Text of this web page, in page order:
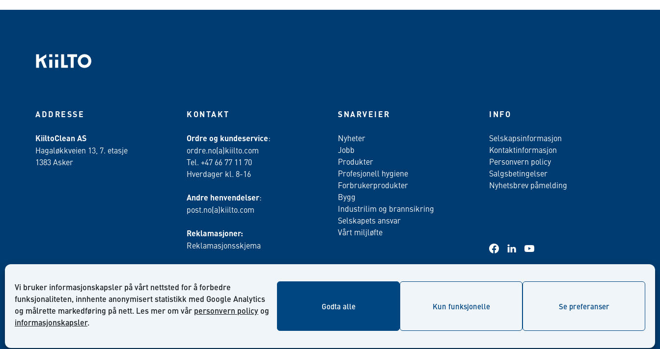
Vi bruker informasjonskapsler på vårt nettsted for å forbedre
funksjonaliteten, innhente anonymisert statistikk med Google Analytics
og målrette markedføring på nett. Les mer om vår personvern policy og
informasjonskapsler.
Godta alle Kun funksjonelle Se preferanser
ADDRESSE
KiiltoClean AS
Hagaløkkveien 13, 7. etasje
1383 Asker
KONTAKT
Ordre og kundeservice:
ordre.no(a)kiilto.com
Tel. +47 66 77 11 70
Hverdager kl. 8-16
Andre henvendelser:
post.no(a)kiilto.com
Reklamasjoner:
Reklamasjonsskjema
SNARVEIER
Nyheter
Jobb
Produkter
Profesjonell hygiene
Forbrukerprodukter
Bygg
Industrilim og brannsikring
Selskapets ansvar
Vårt miljløfte
INFO
Selskapsinformasjon
Kontaktinformasjon
Personvern policy
Salgsbetingelser
Nyhetsbrev påmelding
facebooklinkedinyoutube
© Kiilto 2026